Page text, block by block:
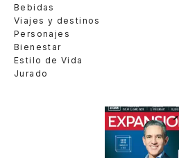
Bebidas
Viajes y destinos
Personajes
Bienestar
Estilo de Vida
Jurado